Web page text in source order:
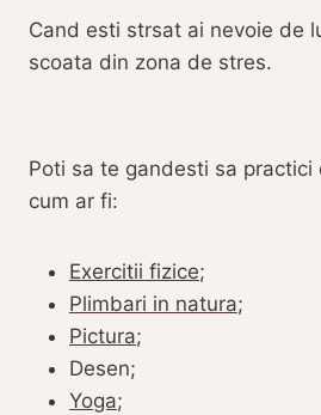
Cand esti strsat ai nevoie de
scoata din zona de stres.
Poti sa te gandesti sa
cum ar fi:
Exercitii fizice;
Plimbari in natura;
Pictura;
Desen;
Yoga;